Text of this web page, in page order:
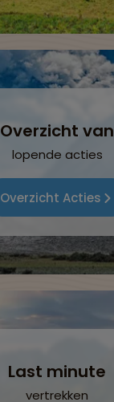
Overzicht van
lopende acties
Overzicht Acties
Last minute
vertrekken